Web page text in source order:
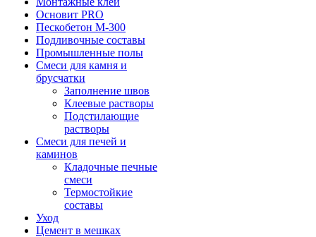
Основит PRO
Пескобетон М-300
Подливочные составы
Промышленные полы
Смеси для камня и
брусчатки
Заполнение швов
Клеевые растворы
Подстилающие
растворы
Смеси для печей и
каминов
Кладочные печные
смеси
Термостойкие
составы
Уход
Цемент в мешках